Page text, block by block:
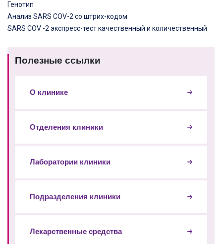
Генотип
Анализ SARS COV-2 со штрих-кодом
SARS COV -2 экспресс-тест качественный и количественный
Полезные ссылки
О клинике
Отделения клиники
Лаборатории клиники
Подразделения клиники
Лекарственные средства